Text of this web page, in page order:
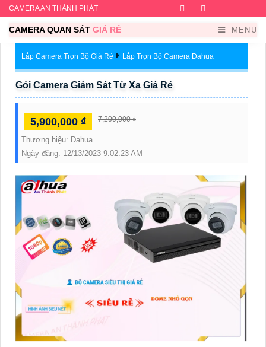
CAMERA AN THÀNH PHÁT Facebook
CAMERA QUAN SÁT GIÁ RẺ MENU
Lắp Camera Trọn Bộ Giá Rẻ Lắp Trọn Bộ Camera Dahua
Gói Camera Giám Sát Từ Xa Giá Rẻ
5,900,000 ₫ 7,200,000 ₫
Thương hiệu: Dahua
Ngày đăng: 12/13/2023 9:02:23 AM